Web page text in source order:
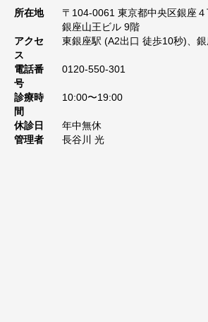
所在地
〒104-0061 東京都中央区銀座
銀座山王ビル 9階
アクセ
ス
東銀座駅 (A2出口 徒歩10秒)、銀
電話番
号
0120-550-301
診療時
間
10:00〜19:00
休診日
年中無休
管理者
長谷川 光